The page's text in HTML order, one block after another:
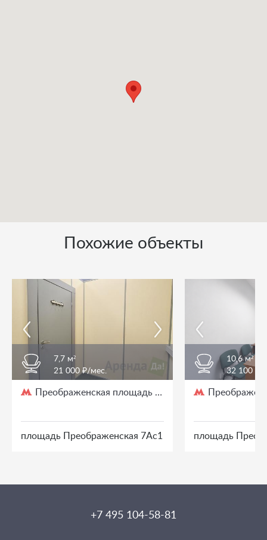
Похожие объекты
7,7 м²
21 000 ₽/мес.
Преображенская площадь / 3 мин. пешком
площадь Преображенская 7Ас1
10,6 м²
32 100 ₽/
площадь
+7 495 104-58-81